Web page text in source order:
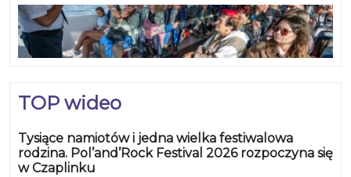
TOP wideo
Tysiące namiotów i jedna wielka festiwalowa
rodzina. Pol’and’Rock Festival 2026 rozpoczyna się
w Czaplinku